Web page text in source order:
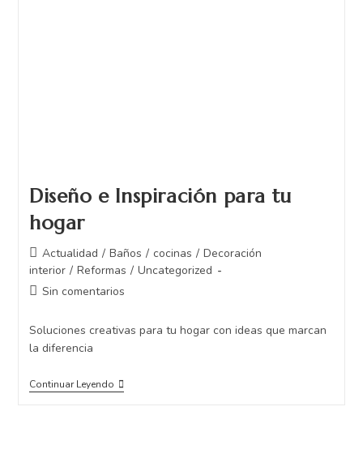
Diseño e Inspiración para tu
hogar
Actualidad / Baños / cocinas / Decoración
interior / Reformas / Uncategorized
Sin comentarios
Soluciones creativas para tu hogar con ideas que marcan
la diferencia
Continuar Leyendo